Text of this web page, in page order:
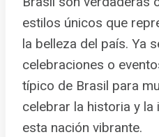
estilos únicos que
la belleza del país. Ya
celebraciones o
típico de Brasil para
celebrar la historia y
esta nación vibrante.